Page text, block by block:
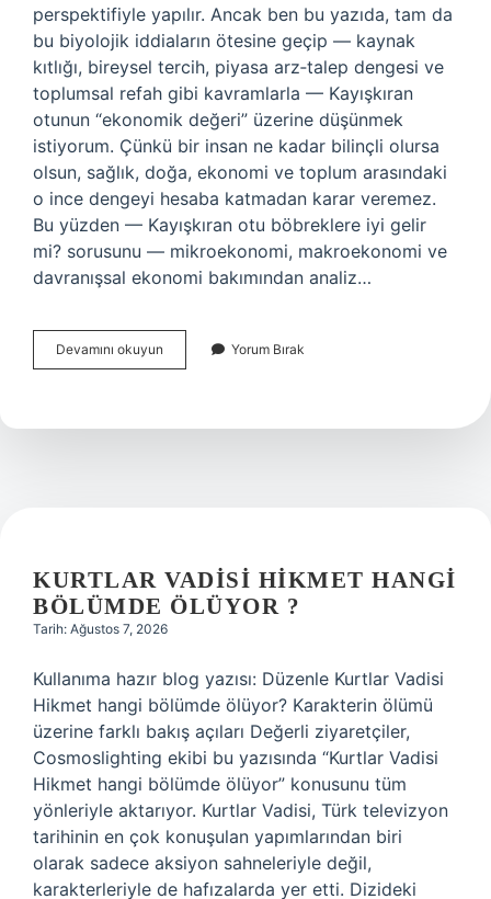
perspektifiyle yapılır. Ancak ben bu yazıda, tam da
bu biyolojik iddiaların ötesine geçip — kaynak
kıtlığı, bireysel tercih, piyasa arz‑talep dengesi ve
toplumsal refah gibi kavramlarla — Kayışkıran
otunun “ekonomik değeri” üzerine düşünmek
istiyorum. Çünkü bir insan ne kadar bilinçli olursa
olsun, sağlık, doğa, ekonomi ve toplum arasındaki
o ince dengeyi hesaba katmadan karar veremez.
Bu yüzden — Kayışkıran otu böbreklere iyi gelir
mi? sorusunu — mikroekonomi, makroekonomi ve
davranışsal ekonomi bakımından analiz…
Devamını okuyun Kayışkıran
otu
gelir
Yorum Bırak
KURTLAR VADISI HIKMET HANGI
BÖLÜMDE ÖLÜYOR ?
Tarih: Ağustos 7, 2026
Kullanıma hazır blog yazısı: Düzenle Kurtlar Vadisi
Hikmet hangi bölümde ölüyor? Karakterin ölümü
üzerine farklı bakış açıları Değerli ziyaretçiler,
Cosmoslighting ekibi bu yazısında “Kurtlar Vadisi
Hikmet hangi bölümde ölüyor” konusunu tüm
yönleriyle aktarıyor. Kurtlar Vadisi, Türk televizyon
tarihinin en çok konuşulan yapımlarından biri
olarak sadece aksiyon sahneleriyle değil,
karakterleriyle de hafızalarda yer etti. Dizideki